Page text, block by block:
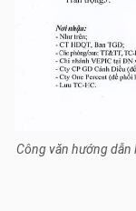
Công văn hướng dẫn